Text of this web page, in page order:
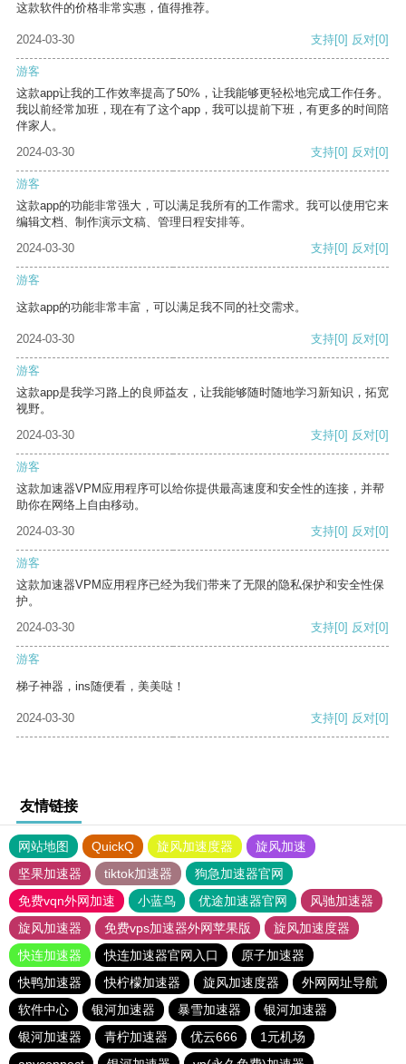
这款软件的价格非常实惠，值得推荐。
2024-03-30 支持[0] 反对[0]
游客
这款app让我的工作效率提高了50%，让我能够更轻松地完成工作任务。
我以前经常加班，现在有了这个app，我可以提前下班，有更多的时间陪
伴家人。
2024-03-30
支持[0] 反对[0]
游客
这款app的功能非常强大，可以满足我所有的工作需求。我可以使用它来
编辑文档、制作演示文稿、管理日程安排等。
2024-03-30
支持[0] 反对[0]
游客
这款app的功能非常丰富，可以满足我不同的社交需求。
2024-03-30 支持[0] 反对[0]
游客
这款app是我学习路上的良师益友，让我能够随时随地学习新知识，拓宽
视野。
2024-03-30
支持[0] 反对[0]
游客
这款加速器VPM应用程序可以给你提供最高速度和安全性的连接，并帮
助你在网络上自由移动。
2024-03-30
支持[0] 反对[0]
游客
这款加速器VPM应用程序已经为我们带来了无限的隐私保护和安全性保
护。
2024-03-30
支持[0] 反对[0]
游客
梯子神器，ins随便看，美美哒！
2024-03-30 支持[0] 反对[0]
友情链接
网站地图 QuickQ 旋风加速度器
旋风加速
坚果加速器
tiktok加速器
狗急加速器官网
免费vqn外网加速
小蓝鸟 优途加速器官网
风驰加速器
旋风加速器
免费vps加速器外网苹果版
旋风加速度器
快连加速器
快连加速器官网入口
原子加速器
快鸭加速器
快柠檬加速器 旋风加速度器
外网网址导航
软件中心
银河加速器 暴雪加速器
银河加速器
银河加速器
青柠加速器 优云666
1元机场